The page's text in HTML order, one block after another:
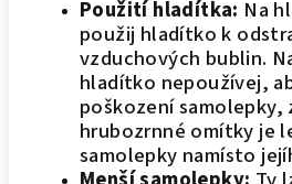
Použití hladítka: Na
použij hladítko k
vzduchových bublin.
hladítko nepoužívej,
poškození samolepky,
hrubozrnné omítky je
samolepky namísto